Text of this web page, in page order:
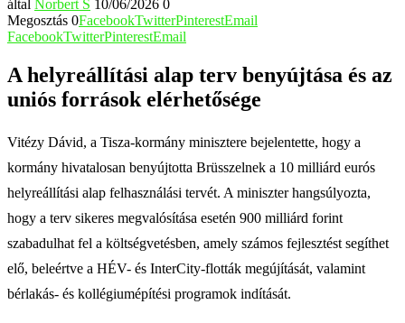
által Norbert S 10/06/2026 0
Megosztás 0FacebookTwitterPinterestEmail
FacebookTwitterPinterestEmail
A helyreállítási alap terv benyújtása és az
uniós források elérhetősége
Vitézy Dávid, a Tisza-kormány minisztere bejelentette, hogy a
kormány hivatalosan benyújtotta Brüsszelnek a 10 milliárd eurós
helyreállítási alap felhasználási tervét. A miniszter hangsúlyozta,
hogy a terv sikeres megvalósítása esetén 900 milliárd forint
szabadulhat fel a költségvetésben, amely számos fejlesztést segíthet
elő, beleértve a HÉV- és InterCity-flották megújítását, valamint
bérlakás- és kollégiumépítési programok indítását.